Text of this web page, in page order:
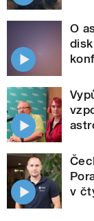
O
v